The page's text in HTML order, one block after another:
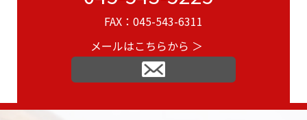
FAX：045-543-6311
メールはこちらから ＞